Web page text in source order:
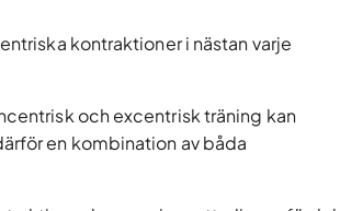
kontraktioner i nästan varje
och excentrisk träning kan
en kombination av båda